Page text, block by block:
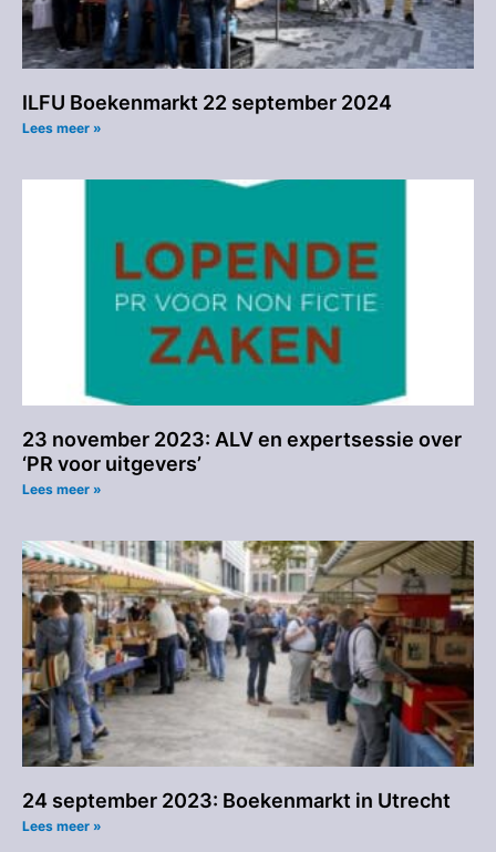
ILFU Boekenmarkt 22 september 2024
Lees meer »
23 november 2023: ALV en expertsessie over
‘PR voor uitgevers’
Lees meer »
24 september 2023: Boekenmarkt in Utrecht
Lees meer »